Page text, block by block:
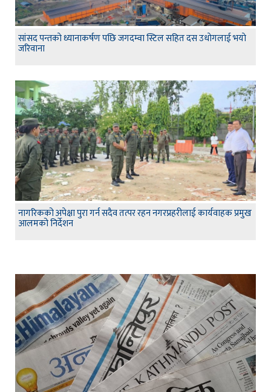
सांसद पन्तकाे ध्यानाकर्षण पछि जगदम्वा स्टिल सहित दस उधाेगलाई भयाे
जरिवाना
नागरिकको अपेक्षा पुरा गर्न सदैव तत्पर रहन नगरप्रहरीलाई कार्यवाहक प्रमुख
आलमको निर्देशन